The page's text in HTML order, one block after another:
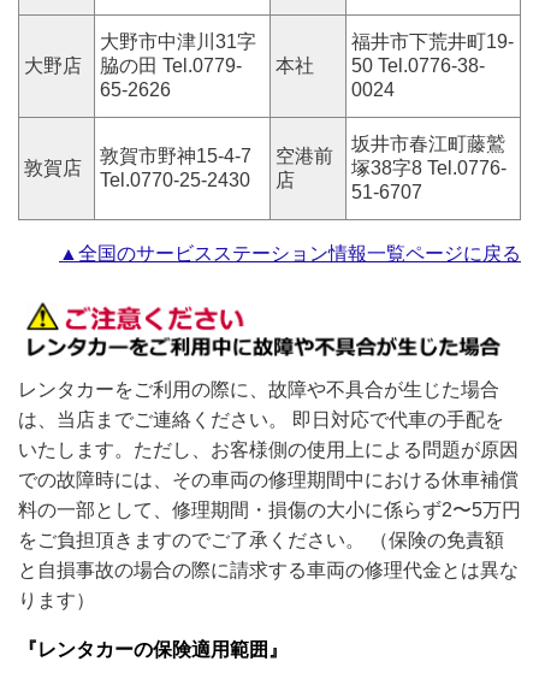
大野店
大野市中津川31字
脇の田 Tel.0779-
65-2626
本社
福井市下荒井町19-
50 Tel.0776-38-
0024
敦賀店
敦賀市野神15-4-7
Tel.0770-25-2430
空港前
店
坂井市春江町藤鷲
塚38字8 Tel.0776-
51-6707
▲全国のサービスステーション情報一覧ページに戻る
レンタカーをご利用の際に、故障や不具合が生じた場合
は、当店までご連絡ください。 即日対応で代車の手配を
いたします。ただし、お客様側の使用上による問題が原因
での故障時には、その車両の修理期間中における休車補償
料の一部として、修理期間・損傷の大小に係らず2〜5万円
をご負担頂きますのでご了承ください。 （保険の免責額
と自損事故の場合の際に請求する車両の修理代金とは異な
ります）
『レンタカーの保険適用範囲』